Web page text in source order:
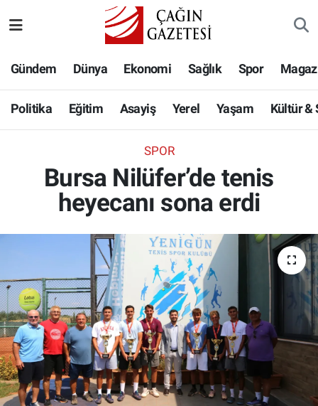
Gündem Dünya Ekonomi Sağlık Spor
Politika Eğitim Asayiş Yerel Yaşam Kültür &
SPOR
Bursa Nilüfer’de tenis
heyecanı sona erdi
Eğitim
Asayiş
Yaşam
Kültür & Sanat
Bilim-Teknoloji
Köşe Yazıları
Röportaj
Video Galeri
Hava Durumu
Namaz Vakitleri
Süper Lig Puan Durumu ve Fikstür
Tüm Manşetler
Son Dakika Haberleri
Haber Arşivi